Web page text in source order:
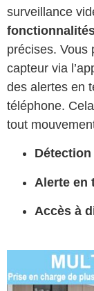
surveillance
précises. Vous
capteur via
des alertes en
téléphone.
tout
Alerte en
Accès à